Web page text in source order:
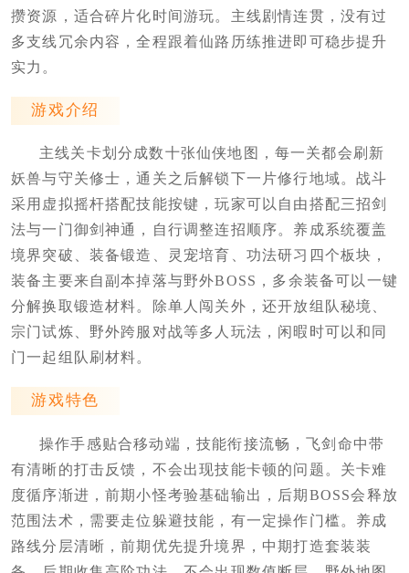
攒资源，适合碎片化时间游玩。主线剧情连贯，没有过
多支线冗余内容，全程跟着仙路历练推进即可稳步提升
实力。
游戏介绍
主线关卡划分成数十张仙侠地图，每一关都会刷新
妖兽与守关修士，通关之后解锁下一片修行地域。战斗
采用虚拟摇杆搭配技能按键，玩家可以自由搭配三招剑
法与一门御剑神通，自行调整连招顺序。养成系统覆盖
境界突破、装备锻造、灵宠培育、功法研习四个板块，
装备主要来自副本掉落与野外BOSS，多余装备可以一键
分解换取锻造材料。除单人闯关外，还开放组队秘境、
宗门试炼、野外跨服对战等多人玩法，闲暇时可以和同
门一起组队刷材料。
游戏特色
操作手感贴合移动端，技能衔接流畅，飞剑命中带
有清晰的打击反馈，不会出现技能卡顿的问题。关卡难
度循序渐进，前期小怪考验基础输出，后期BOSS会释放
范围法术，需要走位躲避技能，有一定操作门槛。养成
路线分层清晰，前期优先提升境界，中期打造套装装